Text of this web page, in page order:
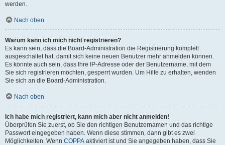
werden.
Nach oben
Warum kann ich mich nicht registrieren?
Es kann sein, dass die Board-Administration die Registrierung komplett
ausgeschaltet hat, damit sich keine neuen Benutzer mehr anmelden können.
Es könnte auch sein, dass Ihre IP-Adresse oder der Benutzername, mit dem
Sie sich registrieren möchten, gesperrt wurden. Um Hilfe zu erhalten, wenden
Sie sich an die Board-Administration.
Nach oben
Ich habe mich registriert, kann mich aber nicht anmelden!
Überprüfen Sie zuerst, ob Sie den richtigen Benutzernamen und das richtige
Passwort eingegeben haben. Wenn diese stimmen, dann gibt es zwei
Möglichkeiten. Wenn COPPA aktiviert ist und Sie angegeben haben, dass Sie